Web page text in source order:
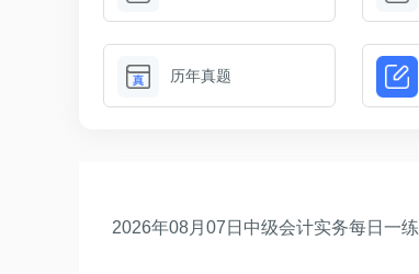
历年真题
2026年08月07日中级会计实务每日一练